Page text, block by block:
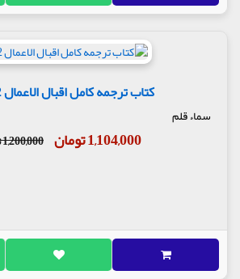
کتاب ترجمه کامل اقبال الاعمال 2 جلدی
سماء قلم
1,104,000 تومان 1,200,000 تومان